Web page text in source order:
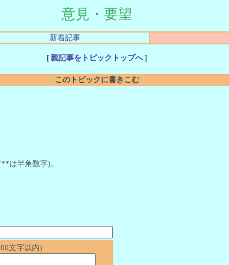
意見・要望
新着記事
[ 親記事をトピックトップへ]
このトピックに書きこむ
は半角数字)。
文字以内)